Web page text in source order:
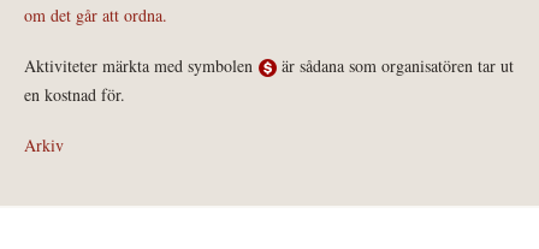
om det går att ordna.
Aktiviteter märkta med symbolen
är sådana som organisatören tar ut
en kostnad för.
Arkiv